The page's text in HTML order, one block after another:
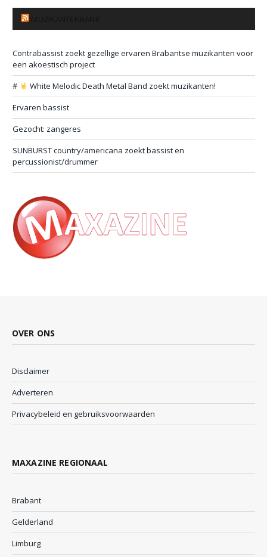
Contrabassist zoekt gezellige ervaren Brabantse muzikanten voor
een akoestisch project
#
White Melodic Death Metal Band zoekt muzikanten!
Ervaren bassist
Gezocht: zangeres
SUNBURST country/americana zoekt bassist en
percussionist/drummer
OVER ONS
Disclaimer
Adverteren
Privacybeleid en gebruiksvoorwaarden
MAXAZINE REGIONAAL
Brabant
Gelderland
Limburg